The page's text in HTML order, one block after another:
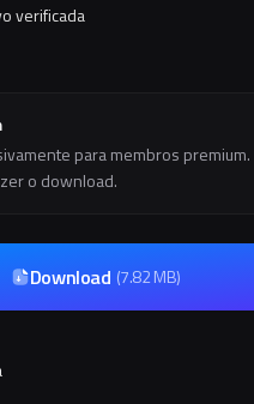
verificada
para membros premium.
o download.
Download (7.82 MB)